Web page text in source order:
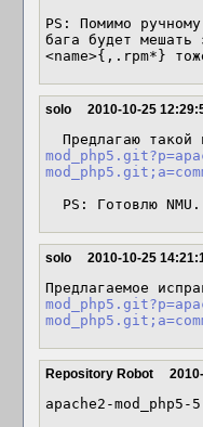
PS: Помимо
бага будет мешать
<name>{,.rpm*}
solo 2010-10-25
Предлагаю такой
  PS: Готовлю NMU.
solo 2010-10-25
Предлагаемое
Repository Robot
apache2-